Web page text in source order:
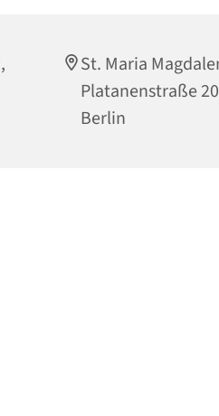
St. Maria
Platanenstraße
Berlin